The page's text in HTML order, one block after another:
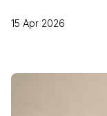
15 Apr 2026